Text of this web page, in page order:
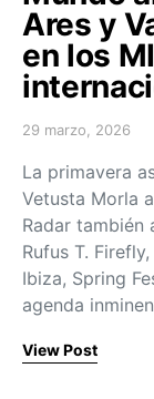
Ares y
en los
Posted on
29 marzo, 2026
La primavera
Vetusta Morla
Radar también
Rufus T.
Ibiza, Spring
agenda
View Post